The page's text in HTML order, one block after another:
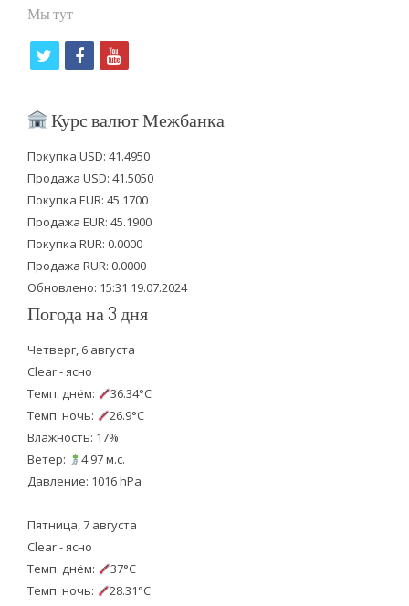
Мы тут
i
t
e
r
f
c
b
o
o
k
y
u
u
b
e
Курс валют Межбанка
Покупка USD: 41.4950
Продажа USD: 41.5050
Покупка EUR: 45.1700
Продажа EUR: 45.1900
Покупка RUR: 0.0000
Продажа RUR: 0.0000
Обновлено: 15:31 19.07.2024
Погода на 3 дня
Четверг, 6 августа
Clear - ясно
Темп. днём:
36.34°C
Темп. ночь:
26.9°C
Влажность: 17%
Ветер:
4.97 м.с.
Давление: 1016 hPa
Пятница, 7 августа
Clear - ясно
Темп. днём:
37°C
Темп. ночь:
28.31°C